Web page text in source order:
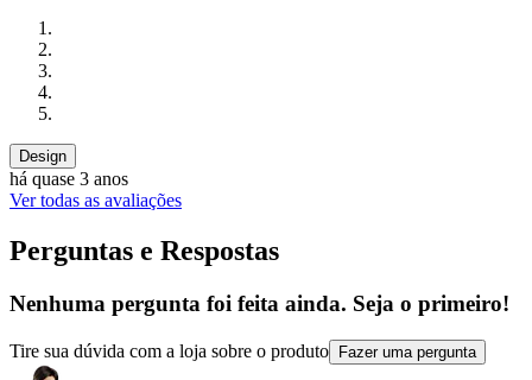
Design
há quase 3 anos
Ver todas as avaliações
Perguntas e Respostas
Nenhuma pergunta foi feita ainda. Seja o primeiro!
Tire sua dúvida com a loja sobre o produto Fazer uma pergunta